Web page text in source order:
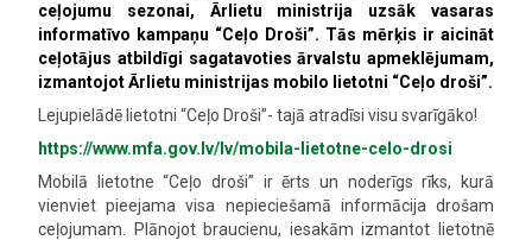
ceļojumu sezonai, Ārlietu ministrija uzsāk vasaras
informatīvo kampaņu “Ceļo Droši”. Tās mērķis ir aicināt
ceļotājus atbildīgi sagatavoties ārvalstu apmeklējumam,
izmantojot Ārlietu ministrijas mobilo lietotni “Ceļo droši”.
Lejupielādē lietotni “Ceļo Droši”- tajā atradīsi visu svarīgāko!
https://www.mfa.gov.lv/lv/mobila-lietotne-celo-drosi
Mobilā lietotne “Ceļo droši” ir ērts un noderīgs rīks, kurā
vienviet pieejama visa nepieciešamā informācija drošam
ceļojumam. Plānojot braucienu, iesakām izmantot lietotnē